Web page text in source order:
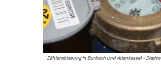
Zählerablesung in Burbach und Altenkessel -